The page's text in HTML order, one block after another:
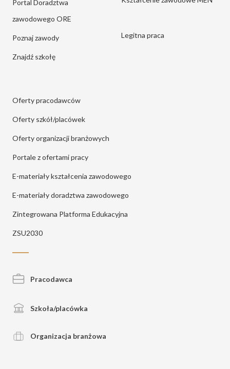
Portal Doradztwa
zawodowego ORE
Poznaj zawody
Znajdź szkołę
Legitna praca
Oferty pracodawców
Oferty szkół/placówek
Oferty organizacji branżowych
Portale z ofertami pracy
E-materiały kształcenia zawodowego
E-materiały doradztwa zawodowego
Zintegrowana Platforma Edukacyjna
ZSU2030
Pracodawca
Szkoła/placówka
Organizacja branżowa